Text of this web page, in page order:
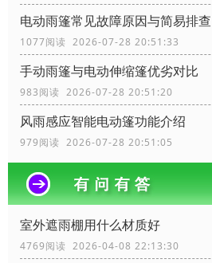
电动雨篷常见故障原因与简易排查
1077阅读 2026-07-28 20:51:33
手动雨篷与电动伸缩篷优劣对比
983阅读 2026-07-28 20:51:20
风雨感应智能电动篷功能介绍
979阅读 2026-07-28 20:51:05
室外遮雨棚用什么材质好
4769阅读 2026-04-08 22:13:30